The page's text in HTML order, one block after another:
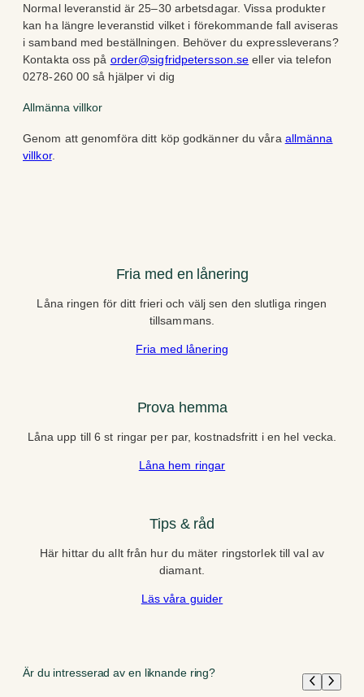
Normal leveranstid är 25–30 arbetsdagar. Vissa produkter
kan ha längre leveranstid vilket i förekommande fall aviseras
i samband med beställningen. Behöver du expressleverans?
Kontakta oss på order@sigfridpetersson.se eller via telefon
0278-260 00 så hjälper vi dig
Allmänna villkor
Genom att genomföra ditt köp godkänner du våra allmänna
villkor.
Fria med en lånering
Låna ringen för ditt frieri och välj sen den slutliga ringen
tillsammans.
Fria med lånering
Prova hemma
Låna upp till 6 st ringar per par, kostnadsfritt i en hel vecka.
Låna hem ringar
Tips & råd
Här hittar du allt från hur du mäter ringstorlek till val av
diamant.
Läs våra guider
Är du intresserad av en liknande ring?